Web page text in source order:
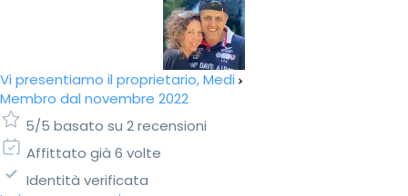
Vi presentiamo il proprietario, Medi
Membro dal novembre 2022
5/5 basato su 2 recensioni
Affittato già 6 volte
Identità verificata